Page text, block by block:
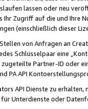
lassen oder neu
Zugriff auf die und Ihre
(einschließlich dieser
von Anfragen an
Schlüsselpaar eine
Partner-ID oder
PA API
API Dienste zu
Unterdienste oder